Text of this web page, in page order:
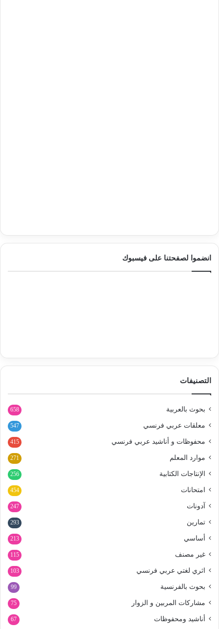
انضموا لصفحتنا على فيسبوك
التصنيفات
بحوث بالعربية 658
معلقات عربي فرنسي 547
محفوظات و أناشيد عربي فرنسي 415
موارد المعلم 271
الإنتاجات الكتابية 256
امتحانات 454
آدونات 247
تمارين 293
أساسي 213
غير مصنف 115
اثري لغتي عربي فرنسي 103
بحوث بالفرنسية 99
مشاركات المربين و الزوار 75
أناشيد ومحفوظات 67